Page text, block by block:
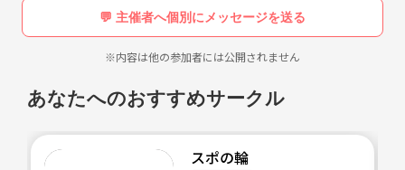
みなさんと作っていきたいと思います。
以下、サークルのサークルのホームページも覧いただけると幸いです。
参加者全員が初参加になります。初期からの参加は馴染みやすいと思い
とりあえず、過度に３密にならない種目から始めたいと思います。
💬 主催者へ個別にメッセージを送る
※内容は他の参加者には公開されません
あなたへのおすすめサークル
スポの輪